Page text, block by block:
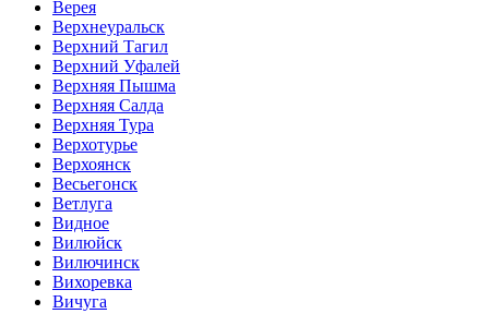
Верея
Верхнеуральск
Верхний Тагил
Верхний Уфалей
Верхняя Пышма
Верхняя Салда
Верхняя Тура
Верхотурье
Верхоянск
Весьегонск
Ветлуга
Видное
Вилюйск
Вилючинск
Вихоревка
Вичуга